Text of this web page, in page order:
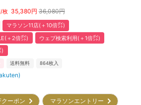
枚 35,380円 36,080円
マラソン11店(＋10倍㌽)
＋2倍㌽)
ウェブ検索利用(＋1倍㌽)
)
送料無料 864枚入
ーポン
マラソンエントリー